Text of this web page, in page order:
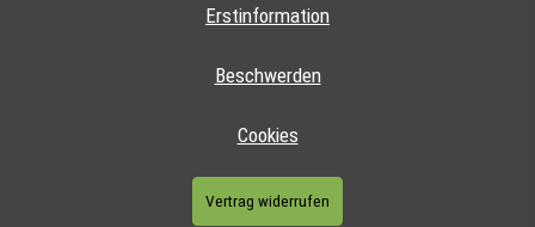
Erstinformation
Beschwerden
Cookies
Vertrag widerrufen